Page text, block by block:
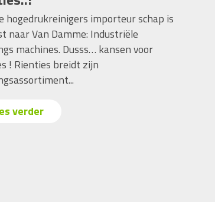
hogedrukreinigers importeur schap is
naar Van Damme: Industriële
machines. Dusss… kansen voor
! Rienties breidt zijn
verder